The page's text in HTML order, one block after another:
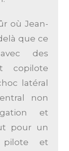
où Jean-
que ce
des
copilote
latéral
non
et
pour un
pilote et